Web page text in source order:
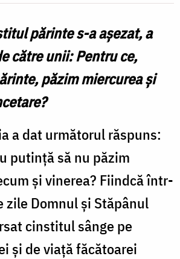
părinte s-a așezat, a
către unii: Pentru ce,
păzim miercurea și
a dat următorul răspuns:
putință să nu păzim
și vinerea? Fiindcă într-
zile Domnul și Stăpânul
cinstitul sânge pe
și de viață făcătoarei